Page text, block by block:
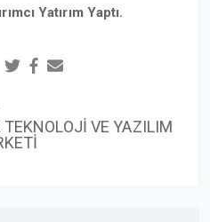
Yatırım Yaptı.
TEKNOLOJİ VE YAZILIM